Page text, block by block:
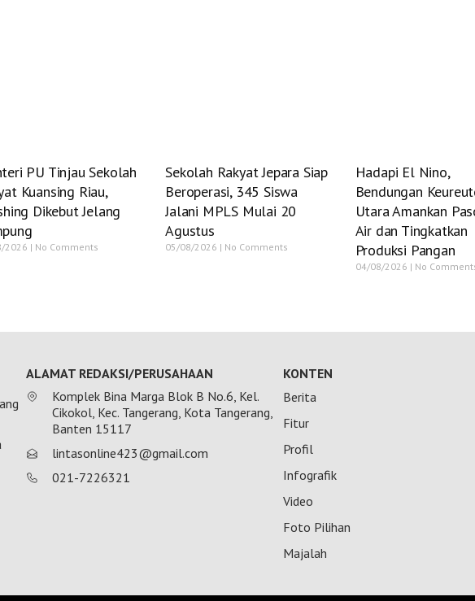
PU Tinjau Sekolah
Kuansing Riau,
Dikebut Jelang
2026 No Comments
Sekolah Rakyat Jepara Siap
Beroperasi, 345 Siswa
Jalani MPLS Mulai 20
Agustus
05/08/2026 No Comments
Hadapi El Nino,
Bendungan
Utara Amankan
Air dan Tingkatkan
Produksi Pangan
04/08/2026 No
ALAMAT REDAKSI/PERUSAHAAN
Komplek Bina Marga Blok B No.6, Kel.
Cikokol, Kec. Tangerang, Kota Tangerang,
Banten 15117
lintasonline423@gmail.com
021-7226321
KONTEN
Berita
Fitur
Profil
Infografik
Video
Foto Pilihan
Majalah